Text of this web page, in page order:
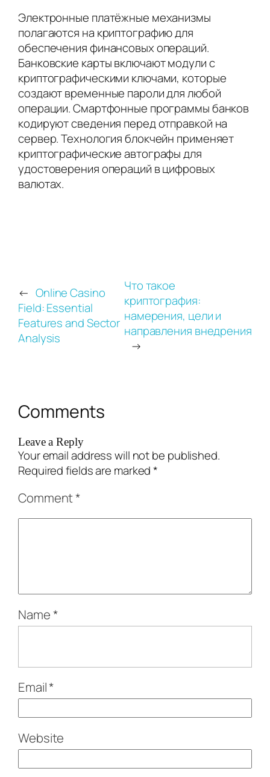
Электронные платёжные механизмы
полагаются на криптографию для
обеспечения финансовых операций.
Банковские карты включают модули с
криптографическими ключами, которые
создают временные пароли для любой
операции. Смартфонные программы банков
кодируют сведения перед отправкой на
сервер. Технология блокчейн применяет
криптографические автографы для
удостоверения операций в цифровых
валютах.
← Online Casino
Field: Essential
Features and Sector
Analysis
Что такое
криптография:
намерения, цели и
направления внедрения
→
Comments
Leave a Reply
Your email address will not be published.
Required fields are marked*
Comment*
Name*
Email*
Website